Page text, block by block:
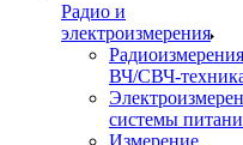
Радио и
электроизмерения
ВЧ/СВЧ-
системы
Измерение